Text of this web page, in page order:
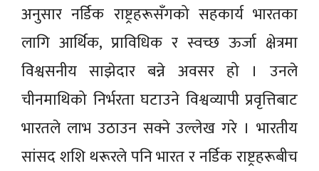
अनुसार नर्डिक राष्ट्रहरूसँगको सहकार्य भारतका
लागि आर्थिक, प्राविधिक र स्वच्छ ऊर्जा क्षेत्रमा
विश्वसनीय साझेदार बन्ने अवसर हो । उनले
चीनमाथिको निर्भरता घटाउने विश्वव्यापी प्रवृत्तिबाट
भारतले लाभ उठाउन सक्ने उल्लेख गरे । भारतीय
सांसद शशि थरूरले पनि भारत र नर्डिक राष्ट्रहरूबीच